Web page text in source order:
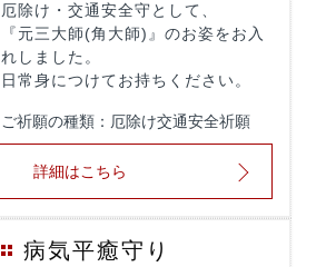
厄除け・交通安全守として、
『元三大師(角大師)』のお姿をお入
れしました。
日常身につけてお持ちください。
ご祈願の種類：厄除け交通安全祈願
詳細はこちら
病気平癒守り